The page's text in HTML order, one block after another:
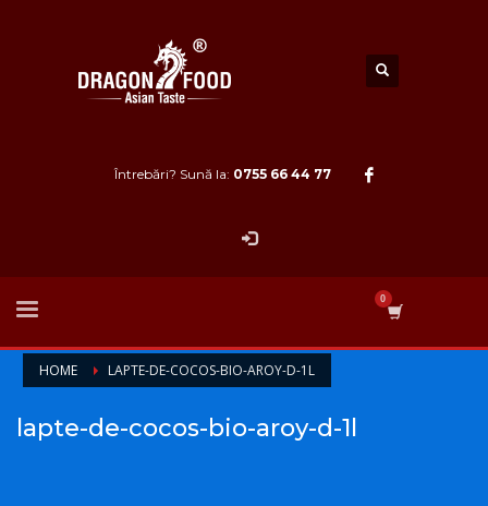
Întrebări? Sună la: 0755 66 44 77
HOME LAPTE-DE-COCOS-BIO-AROY-D-1L
lapte-de-cocos-bio-aroy-d-1l